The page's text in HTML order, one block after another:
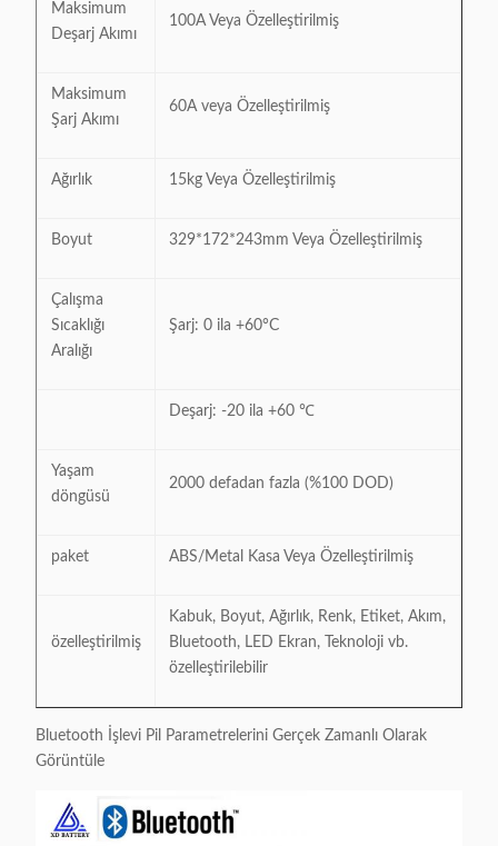
Maksimum
Deşarj Akımı
100A Veya Özelleştirilmiş
Maksimum
Şarj Akımı
60A veya Özelleştirilmiş
Ağırlık 15kg Veya Özelleştirilmiş
Boyut 329*172*243mm Veya Özelleştirilmiş
Çalışma
Sıcaklığı
Aralığı
Şarj: 0 ila +60°C
Deşarj: -20 ila +60 ℃
Yaşam
döngüsü
2000 defadan fazla (%100 DOD)
paket ABS/Metal Kasa Veya Özelleştirilmiş
özelleştirilmiş
Kabuk, Boyut, Ağırlık, Renk, Etiket, Akım,
Bluetooth, LED Ekran, Teknoloji vb.
özelleştirilebilir
Bluetooth İşlevi Pil Parametrelerini Gerçek Zamanlı Olarak
Görüntüle